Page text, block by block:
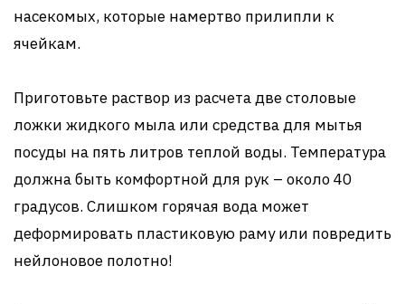
насекомых, которые намертво прилипли к
ячейкам.
Приготовьте раствор из расчета две столовые
ложки жидкого мыла или средства для мытья
посуды на пять литров теплой воды. Температура
должна быть комфортной для рук – около 40
градусов. Слишком горячая вода может
деформировать пластиковую раму или повредить
нейлоновое полотно!